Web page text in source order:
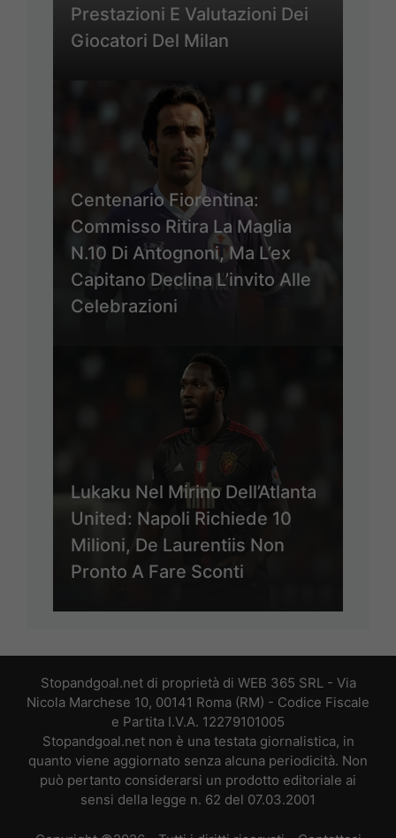
Prestazioni E Valutazioni Dei
Giocatori Del Milan
Centenario Fiorentina:
Commisso Ritira La Maglia
N.10 Di Antognoni, Ma L’ex
Capitano Declina L’invito Alle
Celebrazioni
Lukaku Nel Mirino Dell’Atlanta
United: Napoli Richiede 10
Milioni, De Laurentiis Non
Pronto A Fare Sconti
Stopandgoal.net di proprietà di WEB 365 SRL - Via
Nicola Marchese 10, 00141 Roma (RM) - Codice Fiscale
e Partita I.V.A. 12279101005
Stopandgoal.net non è una testata giornalistica, in
quanto viene aggiornato senza alcuna periodicità. Non
può pertanto considerarsi un prodotto editoriale ai
sensi della legge n. 62 del 07.03.2001